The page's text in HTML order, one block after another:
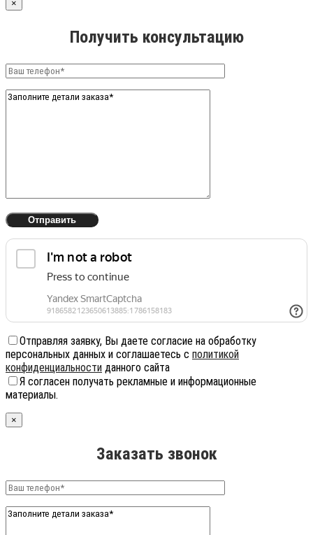
×
Получить консультацию
Отправляя заявку, Вы даете согласие на обработку
персональных данных и соглашаетесь с политикой
конфиденциальности данного сайта
Я согласен получать рекламные и информационные
материалы.
×
Заказать звонок